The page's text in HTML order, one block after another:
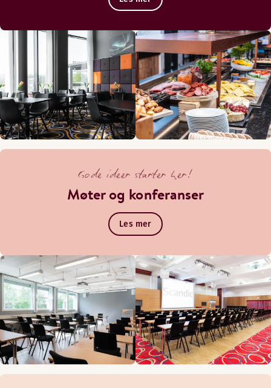
Gode ideer starter her!
Møter og konferanser
Les mer